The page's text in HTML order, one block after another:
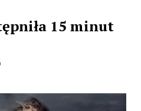
15 minut